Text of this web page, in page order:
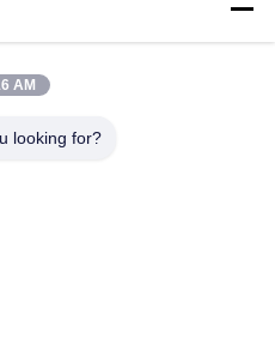
院の熱い水溶性の洗濯袋
能なPVAの冷たい水溶性のポ
AM
looking for?